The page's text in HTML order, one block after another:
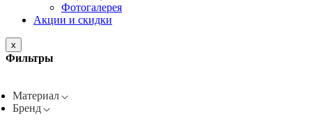
Фотогалерея
Акции и скидки
x
Фильтры
Материал
Бренд